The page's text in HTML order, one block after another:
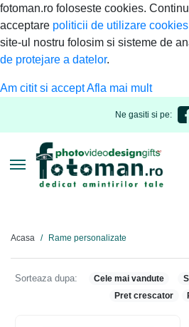
fotoman.ro foloseste cookies.
acceptare politicii de utilizare cookies
site-ul nostru folosim si sisteme de
de protejare a datelor.
Am citit si acceptAfla mai mult
Ne gasiti si pe:
Toggle navigation
Acasa Rame personalizate
Sorteaza dupa: Cele mai vandute
Pret crescator